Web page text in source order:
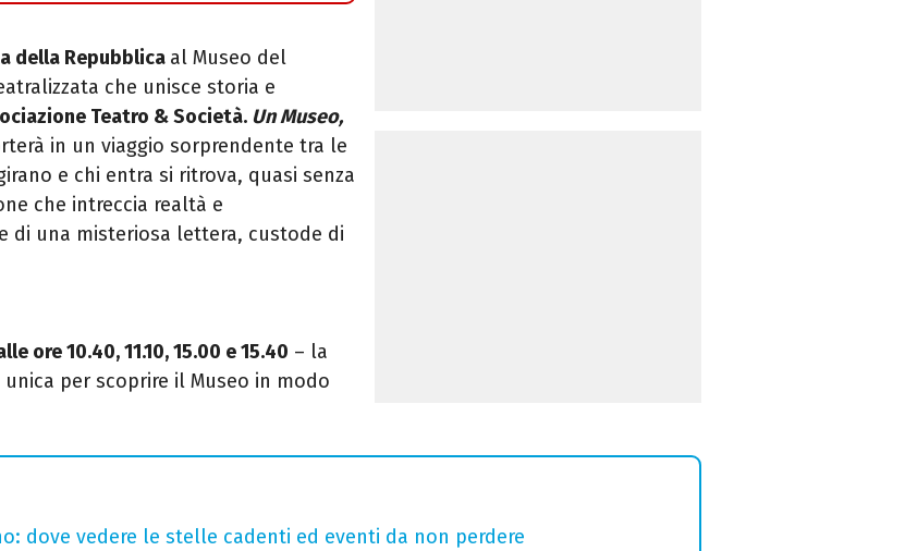
della Repubblica al Museo del
che unisce storia e
Teatro & Società. Un Museo,
in un viaggio sorprendente tra le
e chi entra si ritrova, quasi senza
che intreccia realtà e
di una misteriosa lettera, custode di
ore 10.40, 11.10, 15.00 e 15.40 – la
per scoprire il Museo in modo
dove vedere le stelle cadenti ed eventi da non perdere